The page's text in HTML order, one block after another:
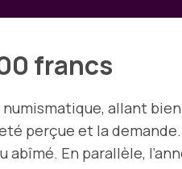
francs
allant
perçue et la
En parallèle,